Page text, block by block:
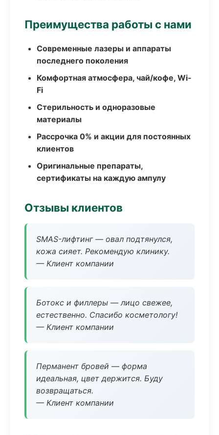
Преимущества работы с нами
Современные лазеры и аппараты
последнего поколения
Комфортная атмосфера, чай/кофе, Wi-
Fi
Стерильность и одноразовые
материалы
Рассрочка 0% и акции для постоянных
клиентов
Оригинальные препараты,
сертификаты на каждую ампулу
Отзывы клиентов
SMAS-лифтинг — овал подтянулся,
кожа сияет. Рекомендую клинику.
— Клиент компании
Ботокс и филлеры — лицо свежее,
естественно. Спасибо косметологу!
— Клиент компании
Перманент бровей — форма
идеальная, цвет держится. Буду
возвращаться.
— Клиент компании